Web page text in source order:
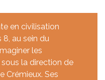
en civilisation
8, au sein du
les
la direction de
Crémieux. Ses